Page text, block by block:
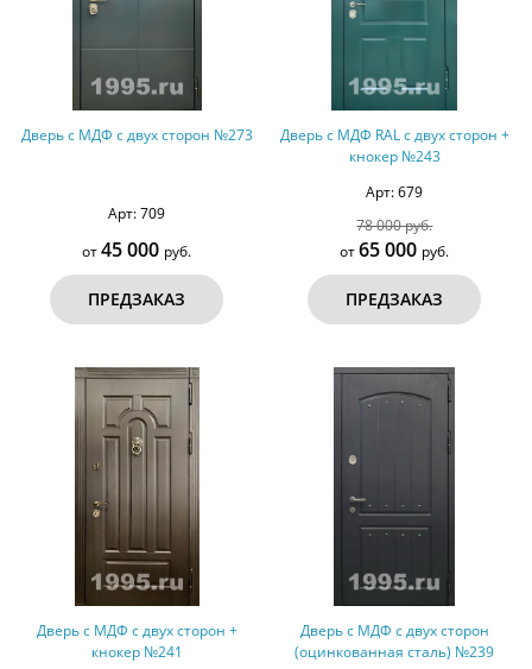
Дверь с МДФ с двух сторон №273
Арт: 709
от45 000 руб.
ПРЕДЗАКАЗ
Дверь с МДФ RAL с двух сторон +
кнокер №243
Арт: 679
78 000 руб.
от65 000 руб.
ПРЕДЗАКАЗ
Дверь с МДФ с двух сторон +
кнокер №241
Дверь с МДФ с двух сторон
(оцинкованная сталь) №239